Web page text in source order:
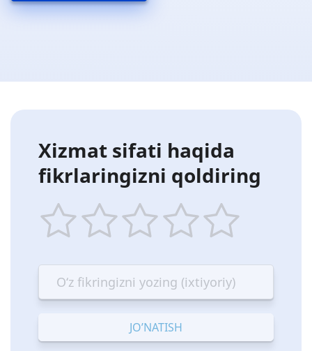
Xizmat sifati haqida
fikrlaringizni qoldiring
star
Terrible
stars
—
Bad
stars
—
OK
stars
—
Good
stars
—
Excellent